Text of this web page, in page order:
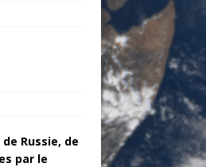
Russie, de
par le